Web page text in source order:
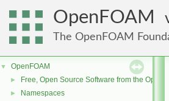
OpenFOAM
The OpenFOAM
▼ OpenFOAM
► Free, Open Source Software from the
► Namespaces